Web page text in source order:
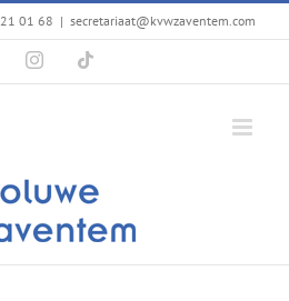
01 68 | secretariaat@kvwzaventem.com
FacebookInstagram